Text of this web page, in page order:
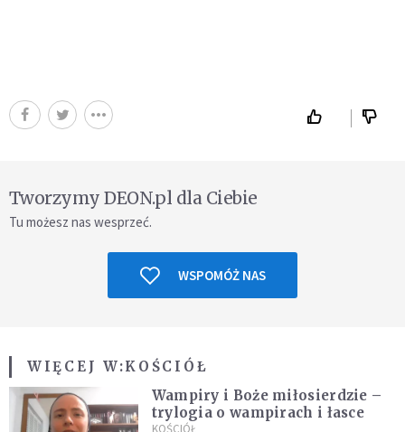
Tworzymy DEON.pl dla Ciebie
Tu możesz nas wesprzeć.
WSPOMÓŻ NAS
WIĘCEJ W:KOŚCIÓŁ
Wampiry i Boże miłosierdzie –
trylogia o wampirach i łasce
KOŚCIÓŁ